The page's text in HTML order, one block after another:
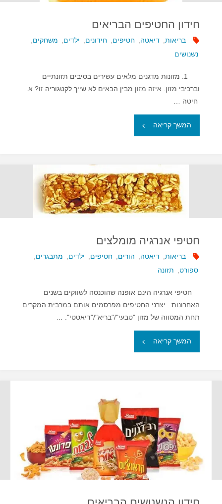
חידון החטיפים הבריאים
בריאות דיאטה חטיפים חידונים ילדים משחקים
נשנושים
1. מזונות מדגנים מלאים עשירים בסיבים תזונתיים
וברכיבי מזון. איזה מזון מבין הבאים לא שייך לקטגוריה זו? א.
חיטה …
המשך קריאה "חידון
חטיפי אנרגיה מומלצים
בריאות דיאטה הורים חטיפים ילדים מתבגרים
ספורט
תזונה
חטיפי אנרגיה הינם אופנה שהוכנסה לשווקים בשנים
האחרונות . יצרני החטיפים מפרסמים אותם במרבית המקרים
תחת המסווה של מזון "טבעי"/"בריא"/"דיאטטי". …
המשך קריאה "חטיפי